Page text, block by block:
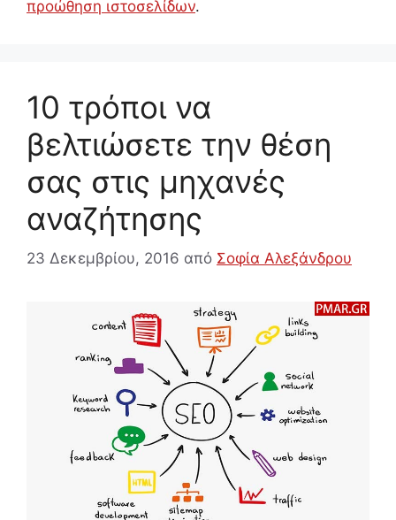
προώθηση ιστοσελίδων.
10 τρόποι να
βελτιώσετε την θέση
σας στις μηχανές
αναζήτησης
23 Δεκεμβρίου, 2016 από Σοφία Αλεξάνδρου